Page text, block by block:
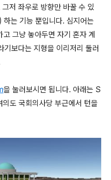
저 좌우로 방향만 바꿀 수 있
는 기능 뿐입니다. 심지어는
그냥 놓아두면 자기 혼자 계
기보다는 지형을 이리저리 둘러
을 눌러보시면 됩니다. 아래는 S
도 국회의사당 부근에서 턴을